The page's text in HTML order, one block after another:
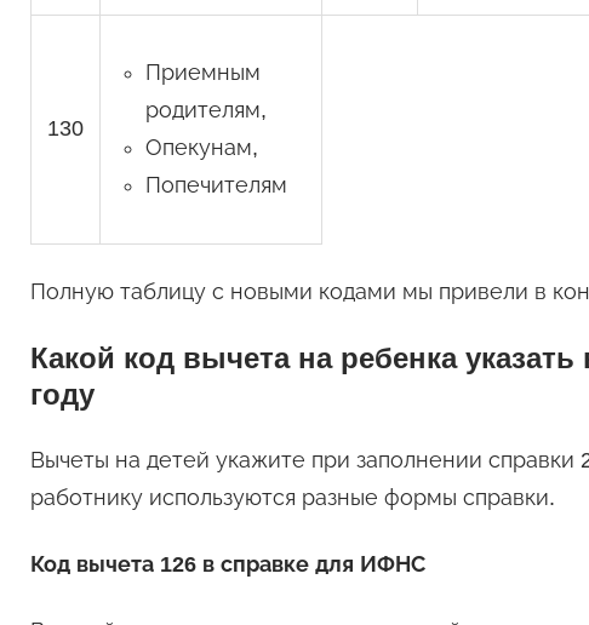
130
Приемным
родителям,
Опекунам,
Попечителям
Полную таблицу с новыми кодами мы привели в
Какой код вычета на ребенка
году
Вычеты на детей укажите при заполнении
работнику используются разные формы справки.
Код вычета 126 в справке для ИФНС